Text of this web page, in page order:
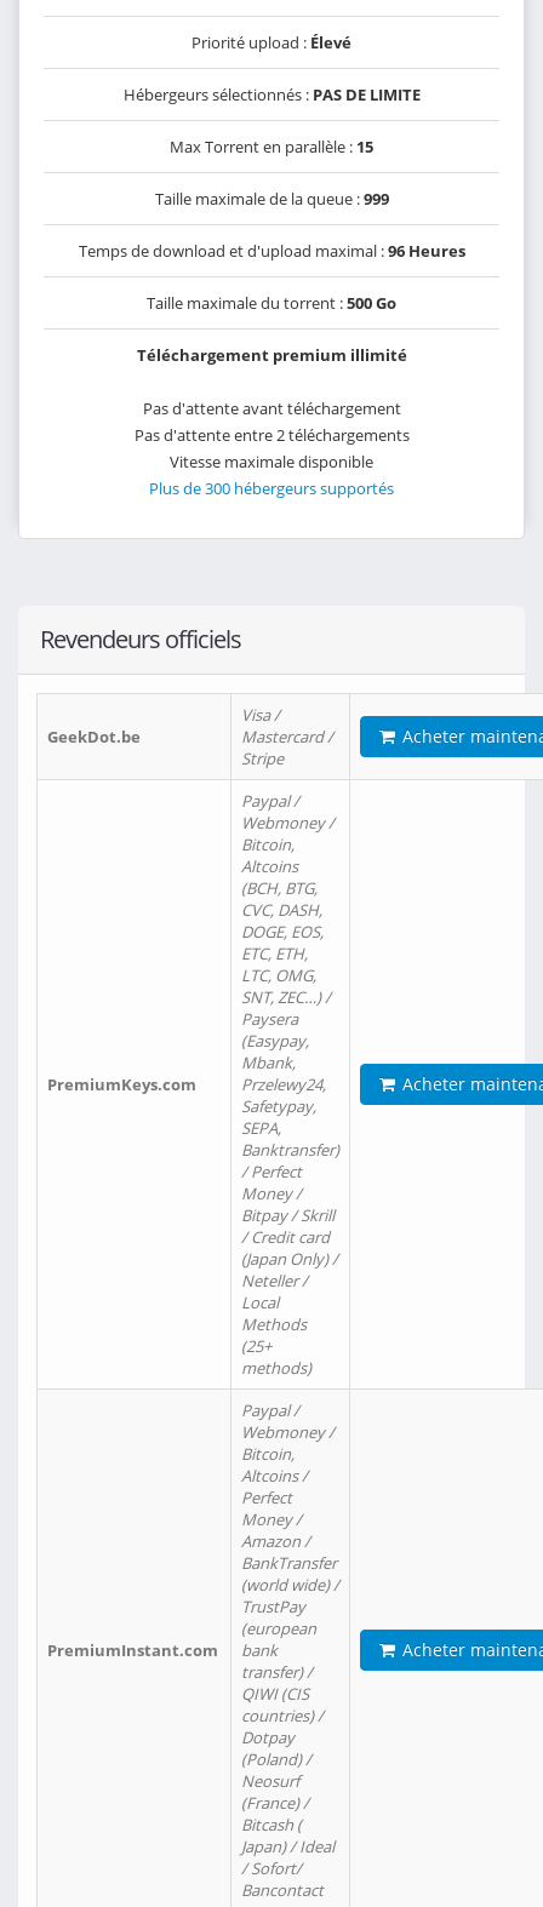
Priorité upload : Élevé
Hébergeurs sélectionnés : PAS DE LIMITE
Max Torrent en parallèle : 15
Taille maximale de la queue :999
Temps de download et d'upload maximal :96 Heures
Taille maximale du torrent :500 Go
Téléchargement premium illimité
Pas d'attente avant téléchargement
Pas d'attente entre 2 téléchargements
Vitesse maximale disponible
Plus de 300 hébergeurs supportés
Revendeurs officiels
GeekDot.be
Visa /
Mastercard /
Stripe
Acheter
PremiumKeys.com
Paypal /
Webmoney /
Bitcoin,
Altcoins
(BCH, BTG,
CVC, DASH,
DOGE, EOS,
ETC, ETH,
LTC, OMG,
SNT, ZEC…) /
Paysera
(Easypay,
Mbank,
Przelewy24,
Safetypay,
SEPA,
Banktransfer)
/ Perfect
Money /
Bitpay / Skrill
/ Credit card
(Japan Only) /
Neteller /
Local
Methods
(25+
methods)
Acheter
PremiumInstant.com
Paypal /
Webmoney /
Bitcoin,
Altcoins /
Perfect
Money /
Amazon /
BankTransfer
(world wide) /
TrustPay
(european
bank
transfer) /
QIWI (CIS
countries) /
Dotpay
(Poland) /
Neosurf
(France) /
Bitcash (
Japan) / Ideal
/ Sofort/
Bancontact
Acheter